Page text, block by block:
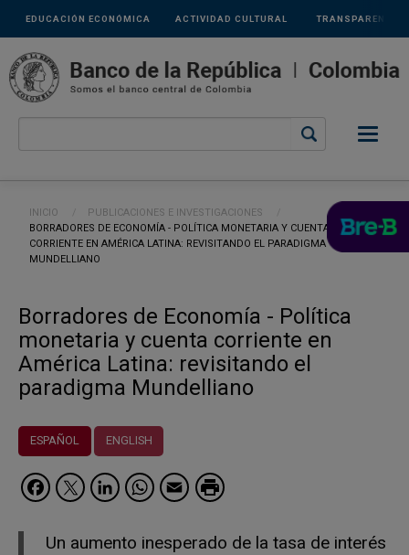
Pasar al contenido principal
Links
secundarios
ACTIVIDAD CULTURAL
EDUCACIÓN ECONÓMICA TRANSPARENCIA
Ruta de navegación
INICIO
PUBLICACIONES E INVESTIGACIONES
CURRENT:
BORRADORES DE ECONOMÍA - POLÍTICA MONETARIA Y CUENTA
CORRIENTE EN AMÉRICA LATINA: REVISITANDO EL PARADIGMA
MUNDELLIANO
Borradores de Economía - Política
monetaria y cuenta corriente en
América Latina: revisitando el
paradigma Mundelliano
ESPAÑOL ENGLISH
Facebook
Twitter
LinkedIn
WhatsApp
Email
Un aumento inesperado de la tasa de interés